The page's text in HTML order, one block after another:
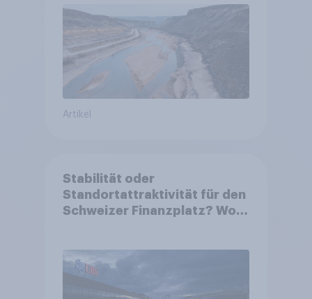
Artikel
Stabilität oder
Standortattraktivität für den
Schweizer Finanzplatz? Wo
von Grossbanken steht